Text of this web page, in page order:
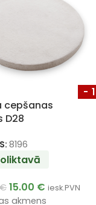
cepšanas
D28
8196
€ 15.00 € iesk.PVN
akmens
-